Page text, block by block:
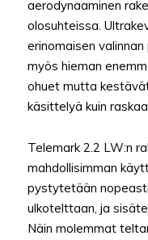
aerodynaaminen
olosuhteissa.
erinomaisen
myös hieman
ohuet mutta
käsittelyä kuin
Telemark 2.2 LW:n
mahdollisimman
pystytetään
ulkotelttaan, ja
Näin molemmat